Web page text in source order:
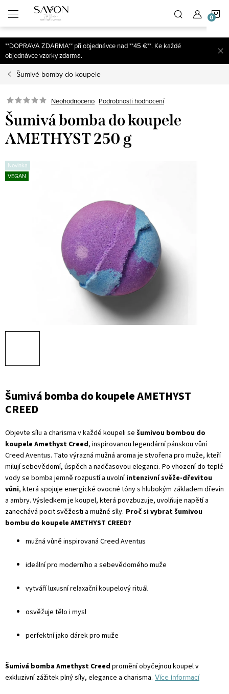
Přejít
na
obsah
**DOPRAVA ZDARMA** při objednávce nad **45 €**. Ke každé
objednávce vzorky zdarma.
Šumivé bomby do koupele
Neohodnoceno Podrobnosti hodnocení
Šumivá bomba do koupele
AMETHYST 250 g
Novinka
VEGAN
Šumivá bomba do koupele AMETHYST
CREED
Objevte sílu a charisma v každé koupeli se šumivou bombou do
koupele Amethyst Creed, inspirovanou legendární pánskou vůní
Creed Aventus. Tato výrazná mužná aroma je stvořena pro muže, kteří
milují sebevědomí, úspěch a nadčasovou eleganci. Po vhození do teplé
vody se bomba jemně rozpustí a uvolníintenzivní svěže-dřevitou
vůni, která spojuje energické ovocné tóny s hlubokým základem dřevin
a ambry. Výsledkem je koupel, která povzbuzuje, uvolňuje napětí a
zanechává pocit svěžesti a mužné síly. Proč si vybrat šumivou
bombu do koupele AMETHYST CREED?
mužná vůně inspirovaná Creed Aventus
ideální pro moderního a sebevědomého muže
vytváří luxusní relaxační koupelový rituál
osvěžuje tělo i mysl
perfektní jako dárek pro muže
Šumivá bomba Amethyst Creed promění obyčejnou koupel v
exkluzivní zážitek plný síly, elegance a charisma. Více informací